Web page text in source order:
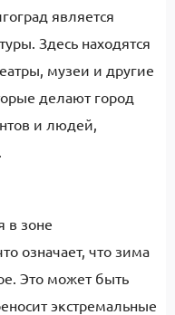
является
Здесь находятся
музеи и другие
делают город
и людей,
в зоне
означает, что зима
Это может быть
экстремальные